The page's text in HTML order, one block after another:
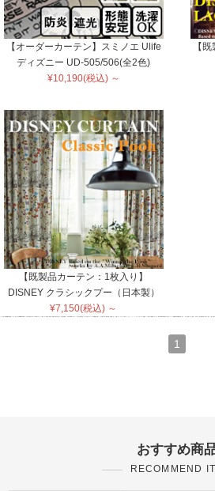
【オーダーカーテン】スミノエ Ulife
ディズニー UD-505/506(全2色)
¥10,190(税込) ～
【
【既製品カーテン：1枚入り】
DISNEY クラシックプー（日本製）
¥7,150(税込) ～
1
おすすめ商
RECOMMEND